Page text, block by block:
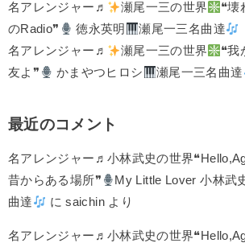
名アレンジャー♬
瀬尾一三の世界
❝壊
のRadio❞
徳永英明
瀬尾一三名曲達
名アレンジャー♬
瀬尾一三の世界
❝我
友よ❞
かまやつヒロシ 瀬尾一三名曲達
最近のコメント
名アレンジャー♬ 小林武史の世界
昔からある場所❞
My Little Lover 小林武
曲達
にsaichinより
名アレンジャー♬ 小林武史の世界